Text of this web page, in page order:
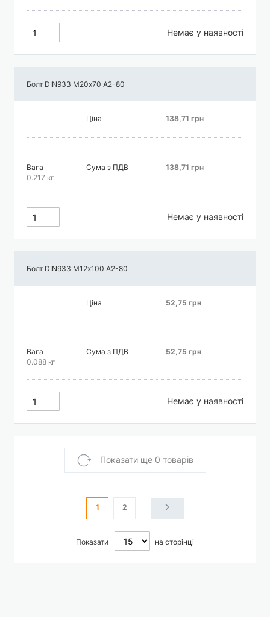
Немає у наявності
Болт DIN933 М20х70 А2-80
Ціна 138,71 грн
Вага
0.217 кг
Сума з ПДВ 138,71 грн
Немає у наявності
Болт DIN933 М12х100 А2-80
Ціна 52,75 грн
Вага
0.088 кг
Сума з ПДВ 52,75 грн
Немає у наявності
Показати ще 0 товарів
You're currently reading page
1 Сторінка
2
Показати на сторінці